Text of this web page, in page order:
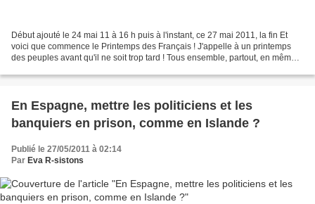
Début ajouté le 24 mai 11 à 16 h puis à l'instant, ce 27 mai 2011, la fin Et
voici que commence le Printemps des Français ! J'appelle à un printemps
des peuples avant qu'il ne soit trop tard ! Tous ensemble, partout, en même
En Espagne, mettre les politiciens et les
banquiers en prison, comme en Islande ?
Publié le 27/05/2011 à 02:14
Par Eva R-sistons